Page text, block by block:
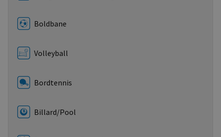
Boldbane
Volleyball
Bordtennis
Billard/Pool